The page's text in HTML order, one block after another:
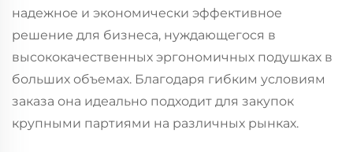
надежное и экономически эффективное
решение для бизнеса, нуждающегося в
высококачественных эргономичных подушках в
больших объемах. Благодаря гибким условиям
заказа она идеально подходит для закупок
крупными партиями на различных рынках.